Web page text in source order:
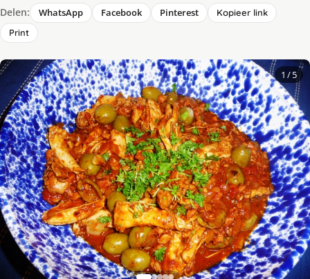
Delen: WhatsApp Facebook Pinterest
Kopieer link
Print
1 / 5